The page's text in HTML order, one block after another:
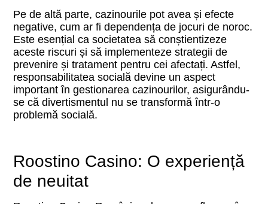
Pe de altă parte, cazinourile pot avea și efecte
negative, cum ar fi dependența de jocuri de noroc.
Este esențial ca societatea să conștientizeze
aceste riscuri și să implementeze strategii de
prevenire și tratament pentru cei afectați. Astfel,
responsabilitatea socială devine un aspect
important în gestionarea cazinourilor, asigurându-
se că divertismentul nu se transformă într-o
problemă socială.
Roostino Casino: O experiență
de neuitat